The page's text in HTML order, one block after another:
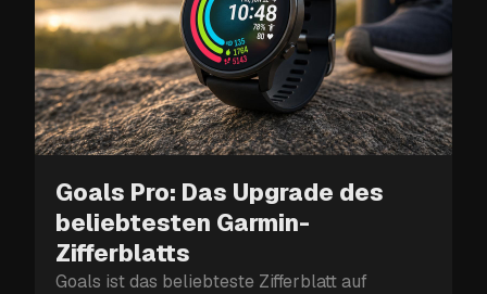
Goals Pro: Das Upgrade des
beliebtesten Garmin-
Zifferblatts
Goals ist das beliebteste Zifferblatt auf